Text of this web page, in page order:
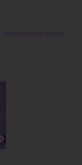
Más información